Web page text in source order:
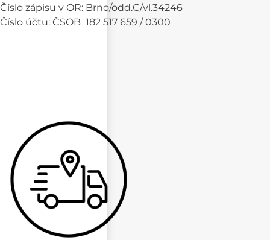
Číslo zápisu v OR: Brno/odd.C/vl.34246
Číslo účtu: ČSOB 182 517 659 / 0300